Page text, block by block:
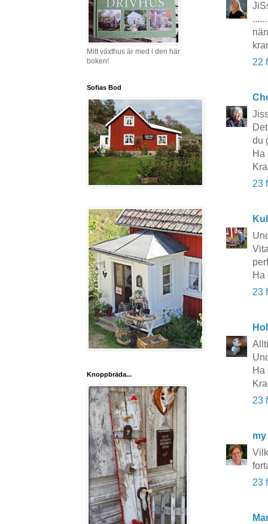
22
du
Ha
23
Ha
23
Ha
23
23
Mitt växthus är med i den här
boken!
Sofias Bod
Knoppbräda...